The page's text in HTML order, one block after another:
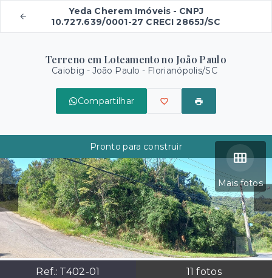
Yeda Cherem Imóveis - CNPJ
10.727.639/0001-27 CRECI 2865J/SC
Terreno em Loteamento no João Paulo
Caiobig - João Paulo - Florianópolis/SC
Compartilhar
Mais fotos
Ref.: T402-01 11 fotos
Pronto para construir